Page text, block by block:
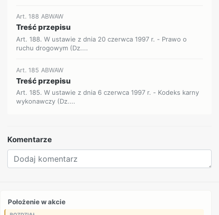
Art. 188 ABWAW
Treść przepisu
Art. 188. W ustawie z dnia 20 czerwca 1997 r. - Prawo o
ruchu drogowym (Dz....
Art. 185 ABWAW
Treść przepisu
Art. 185. W ustawie z dnia 6 czerwca 1997 r. - Kodeks karny
wykonawczy (Dz....
Komentarze
Położenie w akcie